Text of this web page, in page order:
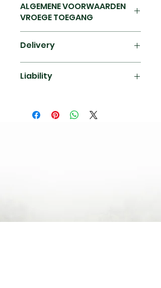
ALGEMENE VOORWAARDEN
VROEGE TOEGANG
Delivery
Liability